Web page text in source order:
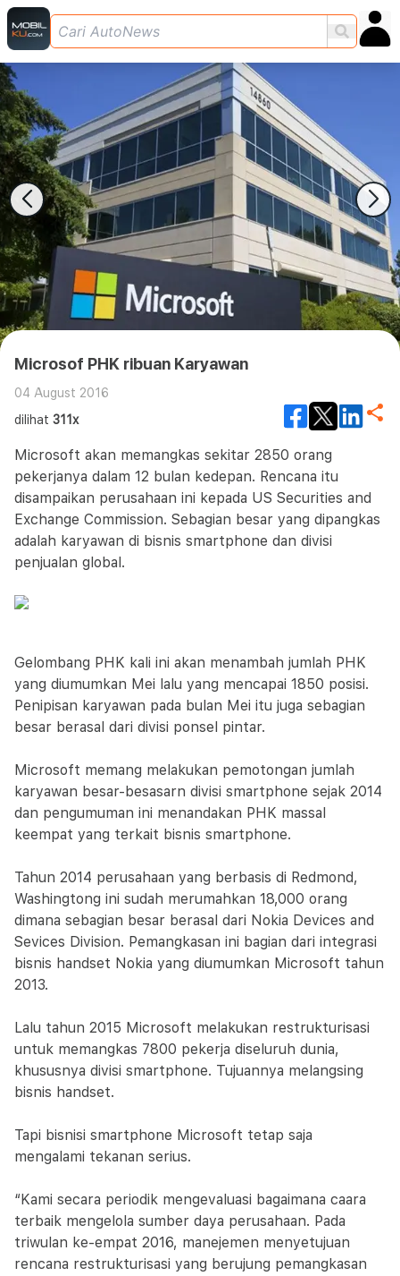
Microsof PHK ribuan Karyawan
04 August 2016
dilihat 311x
Microsoft akan memangkas sekitar 2850 orang
pekerjanya dalam 12 bulan kedepan. Rencana itu
disampaikan perusahaan ini kepada US Securities and
Exchange Commission. Sebagian besar yang dipangkas
adalah karyawan di bisnis smartphone dan divisi
penjualan global.
Gelombang PHK kali ini akan menambah jumlah PHK
yang diumumkan Mei lalu yang mencapai 1850 posisi.
Penipisan karyawan pada bulan Mei itu juga sebagian
besar berasal dari divisi ponsel pintar.
Microsoft memang melakukan pemotongan jumlah
karyawan besar-besasarn divisi smartphone sejak 2014
dan pengumuman ini menandakan PHK massal
keempat yang terkait bisnis smartphone.
Tahun 2014 perusahaan yang berbasis di Redmond,
Washingtong ini sudah merumahkan 18,000 orang
dimana sebagian besar berasal dari Nokia Devices and
Sevices Division. Pemangkasan ini bagian dari integrasi
bisnis handset Nokia yang diumumkan Microsoft tahun
2013.
Lalu tahun 2015 Microsoft melakukan restrukturisasi
untuk memangkas 7800 pekerja diseluruh dunia,
khususnya divisi smartphone. Tujuannya melangsing
bisnis handset.
Tapi bisnisi smartphone Microsoft tetap saja
mengalami tekanan serius.
“Kami secara periodik mengevaluasi bagaimana caara
terbaik mengelola sumber daya perusahaan. Pada
triwulan ke-empat 2016, manejemen menyetujuan
rencana restrukturisasi yang berujung pemangkasan